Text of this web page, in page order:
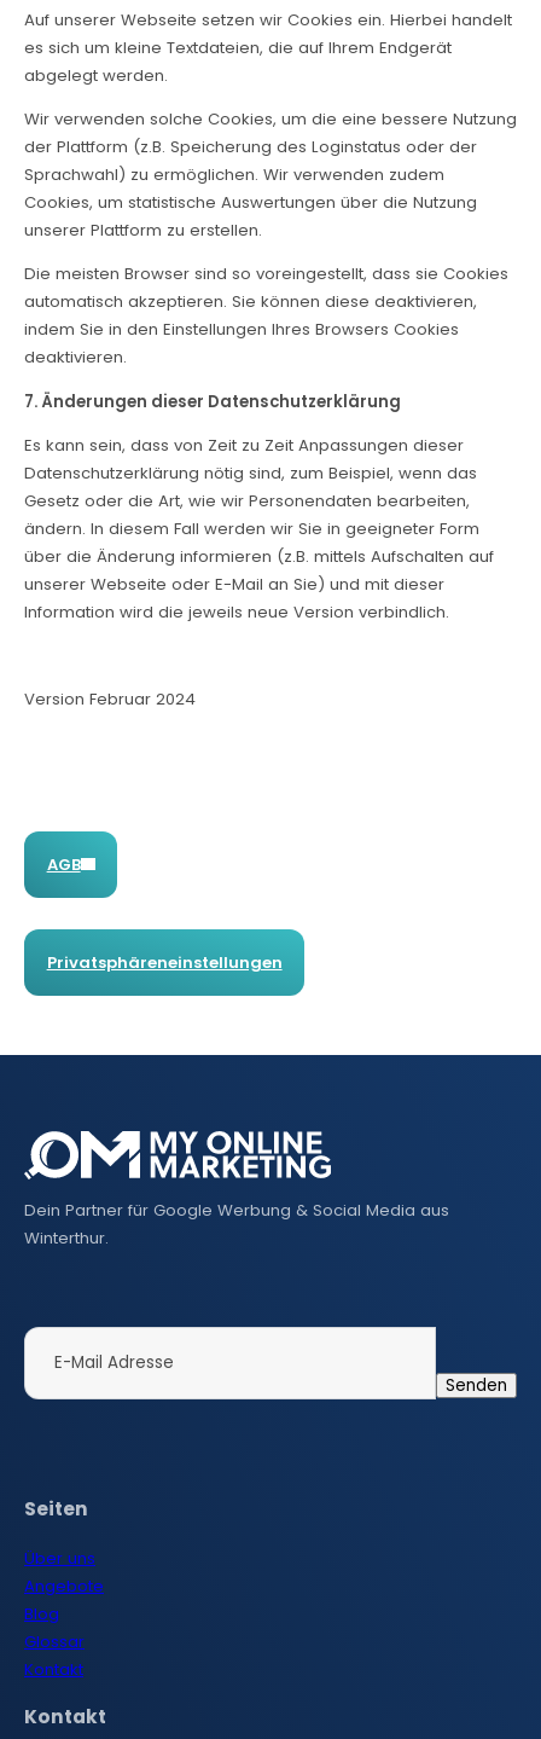
Auf unserer Webseite setzen wir Cookies ein. Hierbei handelt
es sich um kleine Textdateien, die auf Ihrem Endgerät
abgelegt werden.
Wir verwenden solche Cookies, um die eine bessere Nutzung
der Plattform (z.B. Speicherung des Loginstatus oder der
Sprachwahl) zu ermöglichen. Wir verwenden zudem
Cookies, um statistische Auswertungen über die Nutzung
unserer Plattform zu erstellen.
Die meisten Browser sind so voreingestellt, dass sie Cookies
automatisch akzeptieren. Sie können diese deaktivieren,
indem Sie in den Einstellungen Ihres Browsers Cookies
deaktivieren.
7. Änderungen dieser Datenschutzerklärung
Es kann sein, dass von Zeit zu Zeit Anpassungen dieser
Datenschutzerklärung nötig sind, zum Beispiel, wenn das
Gesetz oder die Art, wie wir Personendaten bearbeiten,
ändern. In diesem Fall werden wir Sie in geeigneter Form
über die Änderung informieren (z.B. mittels Aufschalten auf
unserer Webseite oder E-Mail an Sie) und mit dieser
Information wird die jeweils neue Version verbindlich.
Version Februar 2024
AGB
Privatsphäreneinstellungen
Dein Partner für Google Werbung & Social Media aus
Winterthur.
Seiten
Über uns
Angebote
Blog
Glossar
Kontakt
Kontakt